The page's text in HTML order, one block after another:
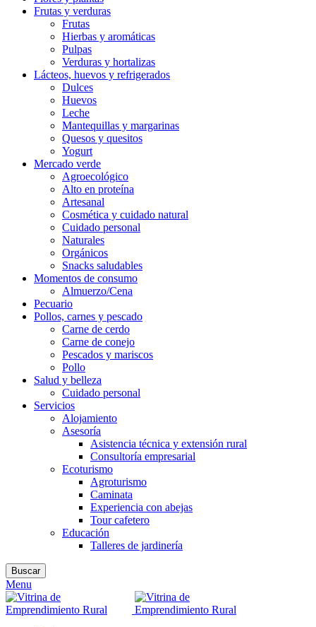
Frutas y verduras
Frutas
Hierbas y aromáticas
Pulpas
Verduras y hortalizas
Lácteos, huevos y refrigerados
Dulces
Huevos
Leche
Mantequillas y margarinas
Quesos y quesitos
Yogurt
Mercado verde
Agroecológico
Alto en proteína
Artesanal
Cosmética y cuidado natural
Cuidado personal
Naturales
Orgánicos
Snacks saludables
Momentos de consumo
Almuerzo/Cena
Pecuario
Pollos, carnes y pescado
Carne de cerdo
Carne de conejo
Pescados y mariscos
Pollo
Salud y belleza
Cuidado personal
Servicios
Alojamiento
Asesoría
Asistencia técnica y extensión rural
Consultoría empresarial
Ecoturismo
Agroturismo
Caminata
Experiencia con abejas
Tour cafetero
Educación
Talleres de jardinería
Buscar
Menu